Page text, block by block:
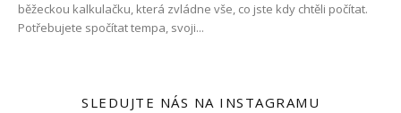
běžeckou kalkulačku, která zvládne vše, co jste kdy chtěli počítat.
Potřebujete spočítat tempa, svoji...
SLEDUJTE NÁS NA INSTAGRAMU